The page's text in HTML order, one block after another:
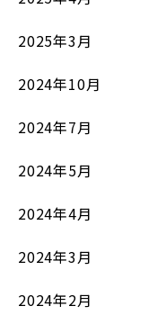
2025年3月
2024年10月
2024年7月
2024年5月
2024年4月
2024年3月
2024年2月